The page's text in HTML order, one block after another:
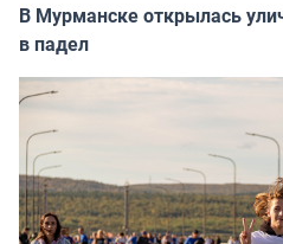
В Мурманске открылась
в падел